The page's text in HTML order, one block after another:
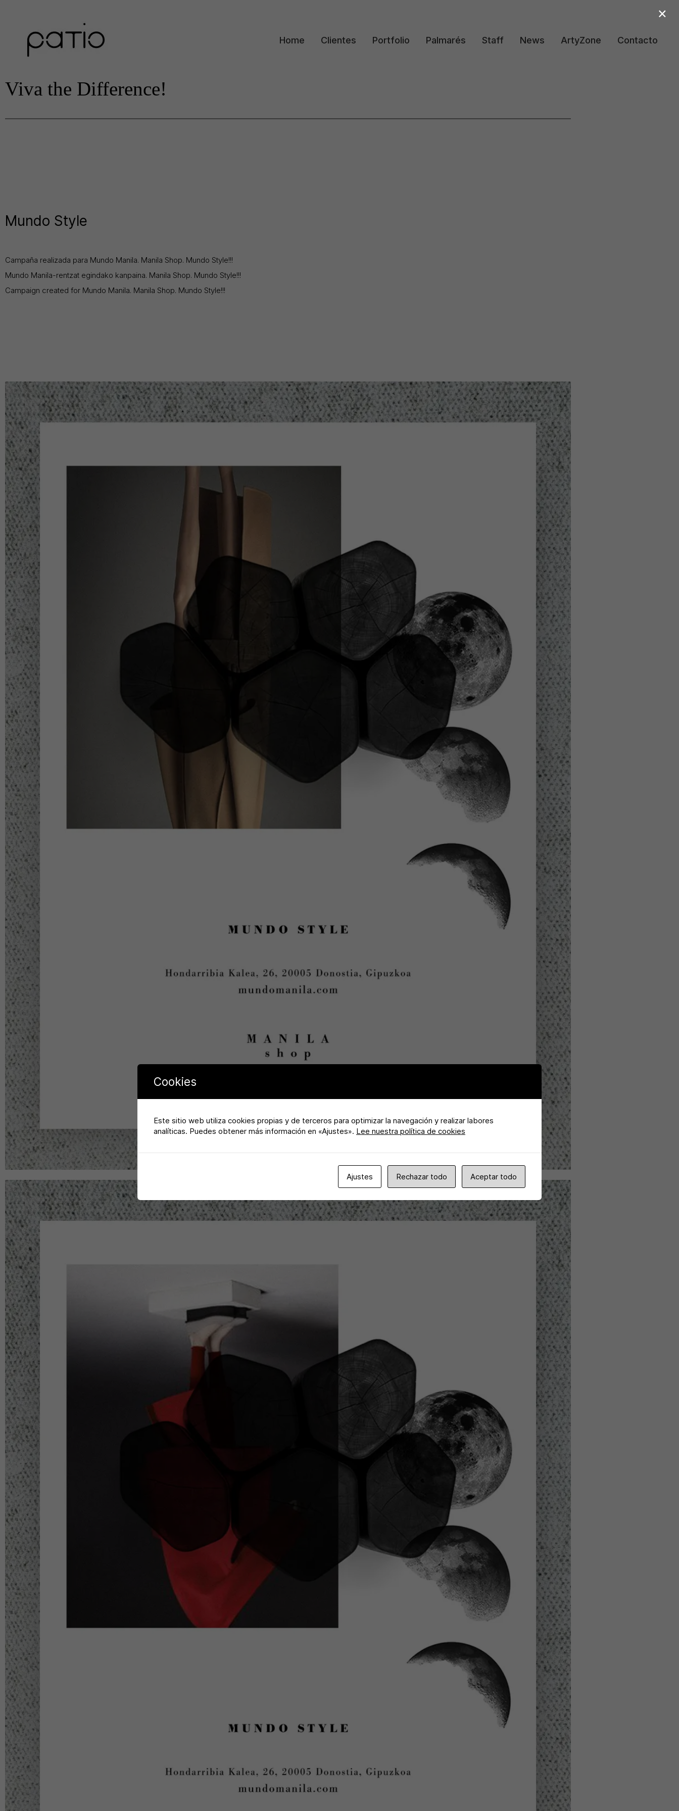
Home Clientes Portfolio Palmarés Staff News ArtyZone Contacto
Viva the Difference!
Mundo Style
Campaña realizada para Mundo Manila. Manila Shop. Mundo Style!!!
Mundo Manila-rentzat egindako kanpaina. Manila Shop. Mundo Style!!!
Campaign created for Mundo Manila. Manila Shop. Mundo Style!!!
×
Cookies
Este sitio web utiliza cookies propias y de terceros para optimizar la navegación y realizar labores
analíticas. Puedes obtener más información en «Ajustes». Lee nuestra política de cookies
Ajustes Rechazar todo Aceptar todo